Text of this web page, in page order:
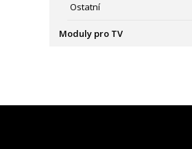
Ostatní
Moduly pro TV